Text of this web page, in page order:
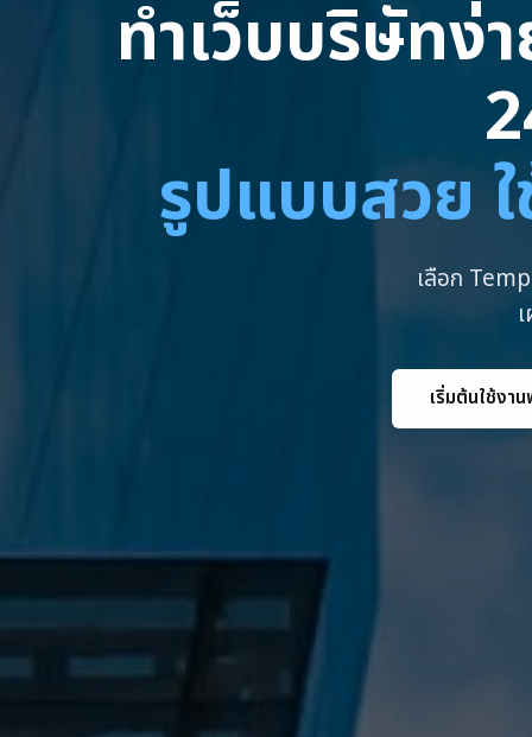
ทำเว็บบริษัทง่
รูปแบบสวย
เลือก
เริ่มต้นใช้งา